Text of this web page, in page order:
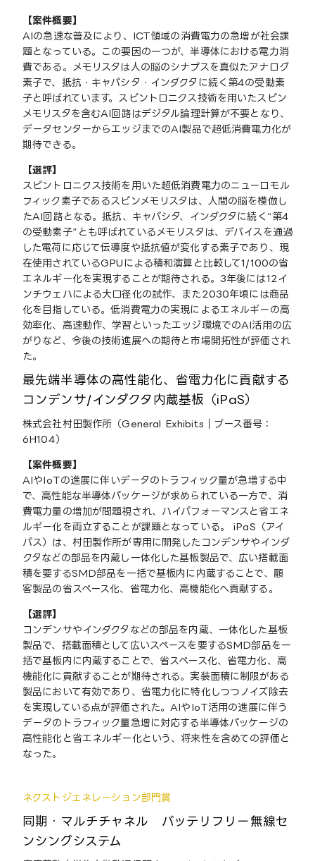
【案件概要】
AIの急速な普及により、ICT領域の消費電力の急増が社会課
題となっている。この要因の⼀つが、半導体における電力消
費である。メモリスタは人の脳のシナプスを真似たアナログ
素子で、抵抗・キャパシタ・インダクタに続く第4の受動素
子と呼ばれています。スピントロニクス技術を用いたスピン
メモリスタを含むAI回路はデジタル論理計算が不要となり、
データセンターからエッジまでのAI製品で超低消費電力化が
期待できる。
【選評】
スピントロニクス技術を用いた超低消費電力のニューロモル
フィック素子であるスピンメモリスタは、人間の脳を模倣し
たAI回路となる。抵抗、キャパシタ、インダクタに続く“第4
の受動素子”とも呼ばれているメモリスタは、デバイスを通過
した電荷に応じて伝導度や抵抗値が変化する素子であり、現
在使用されているGPUによる積和演算と比較して1/100の省
エネルギー化を実現することが期待される。3年後には12イ
ンチウェハによる大口径化の試作、また2030年頃には商品
化を目指している。低消費電力の実現によるエネルギーの高
効率化、高速動作、学習といったエッジ環境でのAI活用の広
がりなど、今後の技術進展への期待と市場開拓性が評価され
た。
最先端半導体の高性能化、省電力化に貢献する
コンデンサ/インダクタ内蔵基板（iPaS）
株式会社村田製作所（General Exhibits｜ブース番号：
6H104）
【案件概要】
AIやIoTの進展に伴いデータのトラフィック量が急増する中
で、高性能な半導体パッケージが求められている一方で、消
費電力量の増加が問題視され、ハイパフォーマンスと省エネ
ルギー化を両立することが課題となっている。 iPaS（アイ
パス）は、村田製作所が専用に開発したコンデンサやインダ
クタなどの部品を内蔵し一体化した基板製品で、広い搭載面
積を要するSMD部品を一括で基板内に内蔵することで、顧
客製品の省スペース化、省電力化、高機能化へ貢献する。
【選評】
コンデンサやインダクタなどの部品を内蔵、一体化した基板
製品で、搭載面積として広いスペースを要するSMD部品を一
括で基板内に内蔵することで、省スペース化、省電力化、高
機能化に貢献することが期待される。実装面積に制限がある
製品において有効であり、省電力化に特化しつつノイズ除去
を実現している点が評価された。AIやIoT活用の進展に伴う
データのトラフィック量急増に対応する半導体パッケージの
高性能化と省エネルギー化という、将来性を含めての評価と
なった。
ネクストジェネレーション部門賞
同期・マルチチャネル バッテリフリー無線セ
ンシングシステム